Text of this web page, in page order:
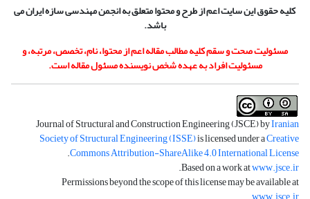
کلیه حقوق این سایت اعم از طرح و محتوا متعلق به انجمن مهندسی سازه ایران می
باشد.
مسئولیت صحت و سقم کلیه مطالب مقاله اعم از محتوا، نام، تخصص، مرتبه، و
مسئولیت افراد به عهده شخص نویسنده مسئول مقاله است.
Journal of Structural and Construction Engineering (JSCE) byIranian
Society of Structural Engineering (ISSE)is licensed under aCreative
Commons Attribution-ShareAlike 4.0 International License
.
Based on a work atwww.jsce.ir
.
Permissions beyond the scope of this license may be available at